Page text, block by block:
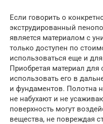
Если говорить о
экструдированный
является материалом с
только доступен по
использоваться еще и
Приобретая материал для
использовать его в
и фундаментов. Полотна
не набухают и не
поверхность могут
вещества, не повреждая